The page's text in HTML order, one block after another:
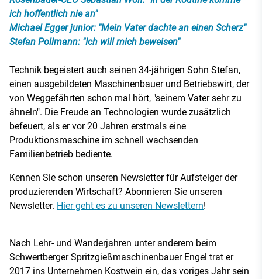
ich hoffentlich nie an"
Michael Egger junior: "Mein Vater dachte an einen Scherz"
Stefan Pollmann: "Ich will mich beweisen"
Technik begeistert auch seinen 34-jährigen Sohn Stefan,
einen ausgebildeten Maschinenbauer und Betriebswirt, der
von Weggefährten schon mal hört, "seinem Vater sehr zu
ähneln". Die Freude an Technologien wurde zusätzlich
befeuert, als er vor 20 Jahren erstmals eine
Produktionsmaschine im schnell wachsenden
Familienbetrieb bediente.
Kennen Sie schon unseren Newsletter für Aufsteiger der
produzierenden Wirtschaft? Abonnieren Sie unseren
Newsletter. Hier geht es zu unseren Newslettern!
Nach Lehr- und Wanderjahren unter anderem beim
Schwertberger Spritzgießmaschinenbauer Engel trat er
2017 ins Unternehmen Kostwein ein, das voriges Jahr sein